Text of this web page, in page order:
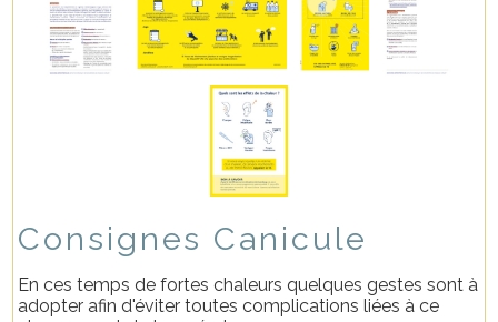
Consignes Canicule
En ces temps de fortes chaleurs quelques gestes sont à
adopter afin d'éviter toutes complications liées à ce